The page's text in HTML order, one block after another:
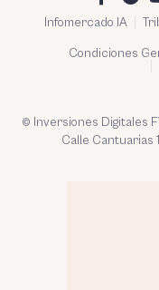
Infomercado IA
Condiciones
© Inversiones Digitales
Calle Cantuarias